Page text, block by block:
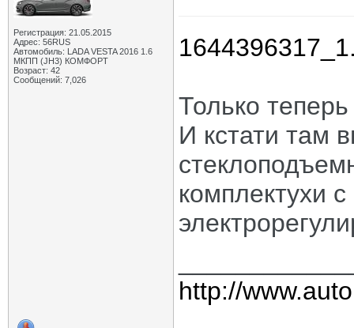
Регистрация: 21.05.2015
Адрес: 56RUS
Автомобиль: LADA VESTA 2016 1.6
МКПП (JH3) КОМФОРТ
Возраст: 42
Сообщений: 7,026
Только
И кстати там
комплектухи
http://